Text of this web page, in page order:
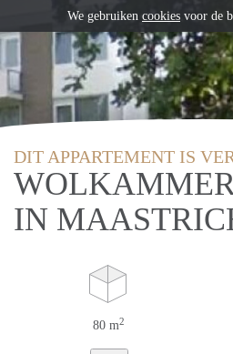
DIT APPARTEMENT IS
IN
80 m2
We gebruiken cookies voor de